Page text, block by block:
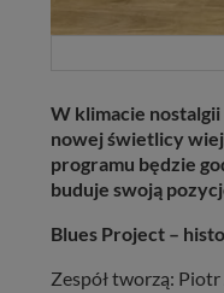
W klimacie
nowej świetlicy
programu będzie
buduje swoją
Blues Project –
Zespół tworzą: